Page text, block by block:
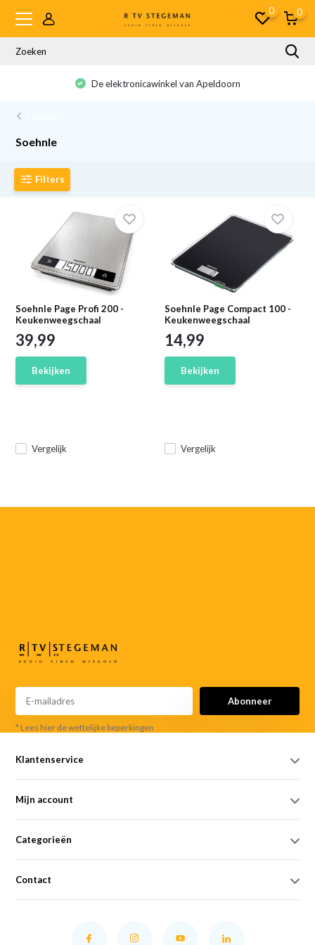
0 0
De elektronicawinkel van Apeldoorn
Soehnle
Filters
Soehnle Page Profi 200 -
Keukenweegschaal
Vergelijk
39,99
Bekijken
Soehnle Page Compact 100 -
Keukenweegschaal
Vergelijk
14,99
Bekijken
Abonneer
* Lees hier de wettelijke beperkingen
Klantenservice
Mijn account
Categorieën
Contact